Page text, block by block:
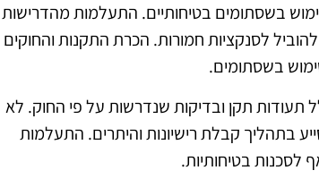
בשסתומים בטיחותיים. התעלמות מהדרישות
לסנקציות חמורות. הכרת התקנות והחוקים
בשסתומים.
תעודות תקן ובדיקות שנדרשות על פי החוק. לא
בתהליך קבלת רישיונות והיתרים. התעלמות
לסכנות בטיחותיות.